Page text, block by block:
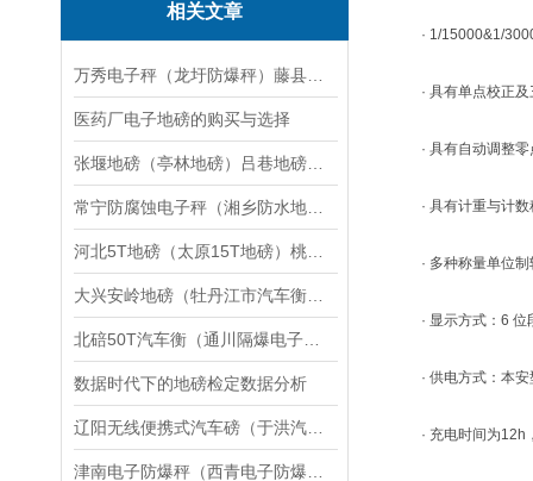
相关文章
医药厂电子地磅的购买与选择
数据时代下的地磅检定数据分析
· 1/15000&1/
· 具有单点校正及
· 具有自动调整零
· 具有计重与计数
· 多种称量单位制
· 显示方式：6 位
· 供电方式：本安
· 充电时间为12h